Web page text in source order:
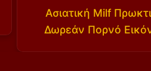
Ασιατική Milf
Δωρεάν Πορνό